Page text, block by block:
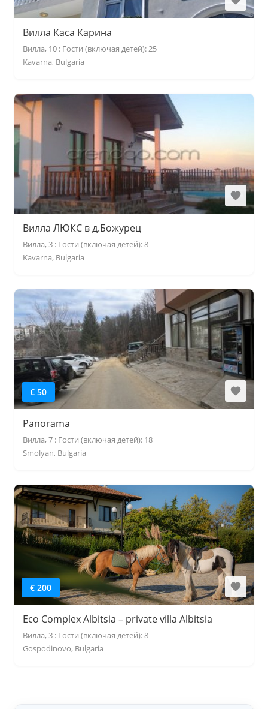
Вилла Каса Карина
Вилла, 10 : Гости (включая детей): 25
Kavarna, Bulgaria
Вилла ЛЮКС в д.Божурец
Вилла, 3 : Гости (включая детей): 8
Kavarna, Bulgaria
€ 50
Panorama
Вилла, 7 : Гости (включая детей): 18
Smolyan, Bulgaria
€ 200
Eco Complex Albitsia – private villa Albitsia
Вилла, 3 : Гости (включая детей): 8
Gospodinovo, Bulgaria